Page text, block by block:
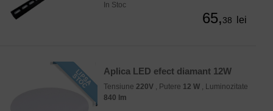
In Stoc
65,38 lei
Aplica LED efect diamant 12W
Tensiune 220V , Putere 12 W , Luminozitate
840 lm